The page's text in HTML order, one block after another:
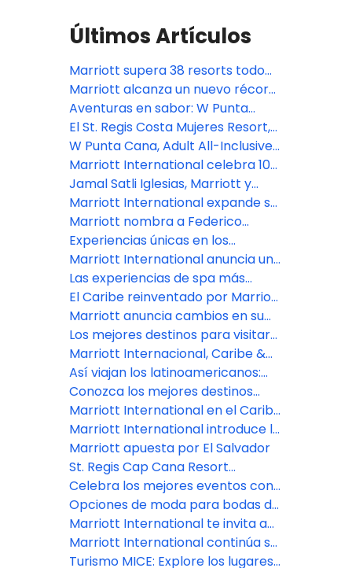
Últimos Artículos
Marriott supera 38 resorts todo
incluido en LATAM y suma más de
20 proyectos en construcción
Marriott alcanza un nuevo récord:
más de 10,000 hoteles en el
mundo
Aventuras en sabor: W Punta
Cana presenta un destino
gastronómico todo incluido audaz
en el caribe
El St. Regis Costa Mujeres Resort,
en Cancún, se estrena como un
refinado refugio entre la tierra y el
mar en México
W Punta Cana, Adult All-Inclusive
nombra a Alejandro Larrondo
como Gerente General
Marriott International celebra 10
mil propiedades en el mundo
Jamal Satli Iglesias, Marriott y
Aimbridge anuncian nuevo resort
en Riviera Maya
Marriott International expande su
portafolio de lujo en Perú con dos
conversiones emblemáticas
Marriott nombra a Federico
Greppi como nuevo presidente
para la región CALA
Experiencias únicas en los
destinos más inspiradores de
América Latina, según Marriott
International
Marriott International anuncia un
fuerte crecimiento y expansión
estratégica en el Caribe y
América Latina en 2026
Las experiencias de spa más
exclusivas de Marriott
International en el Caribe y
Latinoamérica para recibir 2026
El Caribe reinventado por Marriott
International
Marriott anuncia cambios en su
liderazgo en EEUU, Canadá y
América Latina
Los mejores destinos para visitar
en 2026
Marriott Internacional, Caribe &
Latinoamérica anuncia con orgullo
sus propiedades reconocidas en
la Guía Michelin Key Hotels 2025
Así viajan los latinoamericanos:
Experiencias únicas y pasión por lo
digital
Conozca los mejores destinos
para turismo bleisure en
Latinoamérica
Marriott International en el Caribe
destaca el incomparable
atractivo de los viajes de verano
en sus resorts de primera
categoría
Marriott International introduce la
marca City Express en Brasil con 7
hoteles
Marriott apuesta por El Salvador
St. Regis Cap Cana Resort
inaugura una nueva era de lujo en
la República Dominicana
Celebra los mejores eventos con
Marriott International en el Caribe
y Latinoamérica
Opciones de moda para bodas de
destino en América Latina
Marriott International te invita a
descubrir tu próximo destino
según tu signo del zodiaco
Marriott International continúa su
sólido crecimiento en el Caribe y
Turismo MICE: Explore los lugares